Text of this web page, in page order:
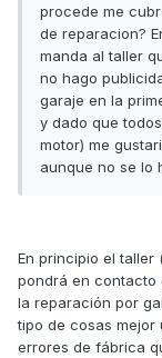
procede me
de reparacion?
manda al taller
no hago
garaje en la
y dado que
motor) me
aunque no se lo
En principio el taller
pondrá en contacto
la reparación por
tipo de cosas mejor
errores de fábrica